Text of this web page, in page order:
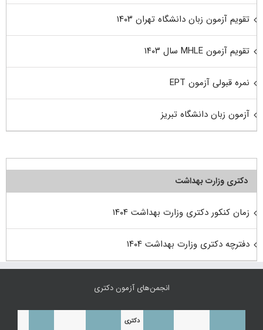
تقویم آزمون زبان دانشگاه تهران ۱۴۰۳
تقویم آزمون MHLE سال ۱۴۰۳
نمره قبولی آزمون EPT
آزمون زبان دانشگاه تبریز
دکتری وزارت بهداشت
زمان کنکور دکتری وزارت بهداشت ۱۴۰۴
دفترچه دکتری وزارت بهداشت ۱۴۰۴
انجمن‌های آزمون دکتری
دکتری